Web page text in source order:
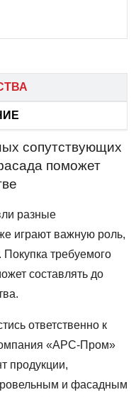
сопутствующих
поможет
разные
играют важную роль,
требуемого
составлять до
ответственно к
«АРС-Пром»
продукции,
и фасадным